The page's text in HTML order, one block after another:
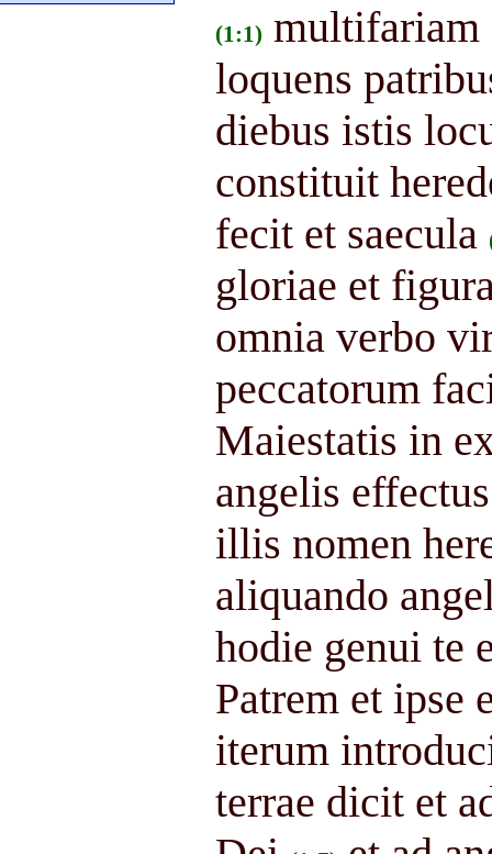
(1:1) multifariam
loquens
diebus istis
constituit
fecit et saecula
gloriae et
omnia verbo
peccatorum
Maiestatis in
angelis
illis nomen
aliquando
hodie genui te
Patrem et
iterum
terrae dicit et